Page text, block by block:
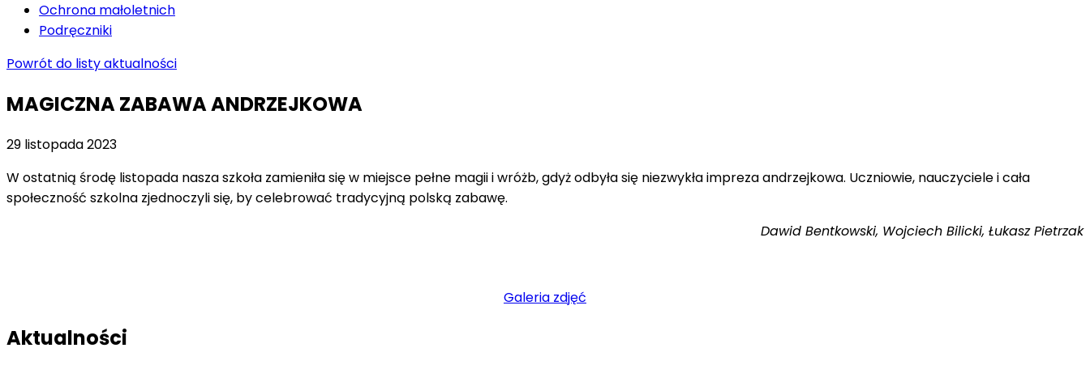
Ochrona małoletnich
Podręczniki
Powrót do listy aktualności
MAGICZNA ZABAWA ANDRZEJKOWA
29 listopada 2023
W ostatnią środę listopada nasza szkoła zamieniła się w miejsce pełne magii i wróżb, gdyż odbyła się niezwykła impreza andrzejkowa. Uczniowie, nauczyciele i cała
społeczność szkolna zjednoczyli się, by celebrować tradycyjną polską zabawę.
Dawid Bentkowski, Wojciech Bilicki, Łukasz Pietrzak
Galeria zdjęć
Aktualności